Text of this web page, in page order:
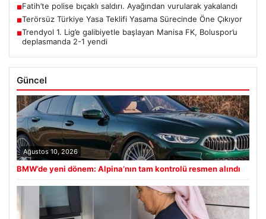
■Fatih’te polise bıçaklı saldırı. Ayağından vurularak yakalandı
■Terörsüz Türkiye Yasa Teklifi Yasama Sürecinde Öne Çıkıyor
■Trendyol 1. Lig’e galibiyetle başlayan Manisa FK, Boluspor’u
deplasmanda 2-1 yendi
Güncel
Ağustos 10, 2026
BMW’de yeni dönem: Alpina’nın tam kontrolü resmen alındı